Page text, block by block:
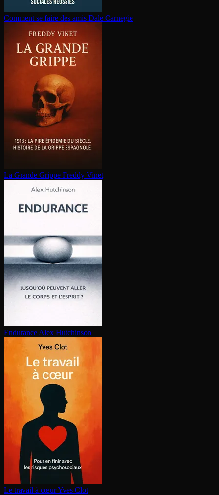
Comment se faire des amis Dale Carnegie
La Grande Grippe Freddy Vinet
Endurance Alex Hutchinson
Le travail à cœurYves Clot